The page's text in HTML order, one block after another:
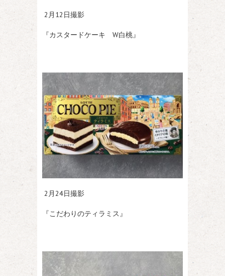
2月12日撮影
『カスタードケーキ W白桃』
2月24日撮影
『こだわりのティラミス』